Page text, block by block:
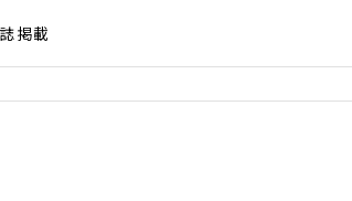
掲載